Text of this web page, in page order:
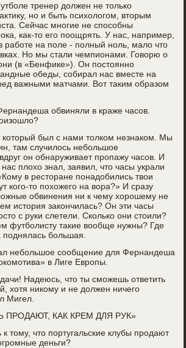
тренер должен не только
но и быть психологом, вторым
Сейчас многие не способны
как-то его поощрять. У нас, например,
работе на поле - полный ноль, мало что
Но мы стали чемпионами. Говорю о
(в «Бенфике»). Он постоянно
обеды, собирал нас вместе на
важными матчами. Вот таким образом
обвиняли в краже часов.
который был с нами толком незнаком. Мы
там случилось небольшое
он обнаруживает пропажу часов. И
нас плохо знал, заявил, что часы украли
в ресторане понадобились твои
кого-то похожего на вора?» И сразу
обвинения ни к чему хорошему не
история закончилась? Он эти часы
с руки слетели. Сколько они стоили?
футболисту такие вообще нужны? Где
большая.
небольшое сообщение для Фернандеша
в Лиге Европы.
Надеюсь, что ты сможешь ответить
хотя никому и не должен ничего
Мигел.
ПРОДАЮТ, КАК КРЕМ ДЛЯ РУК»
к тому, что португальские клубы продают
деньги?